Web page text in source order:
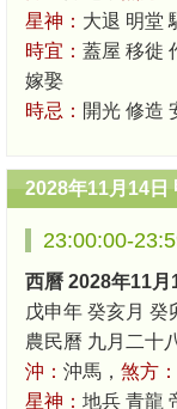
星神： 大退 明堂
時宜： 蓋屋 移徙
嫁娶
時忌： 開光 修造
2028年11月14日
23:00:00-
西曆 2028年11
戊申年 癸亥月 癸
農民曆 九月二十
沖： 沖馬， 煞方：
星神： 地兵 青龍